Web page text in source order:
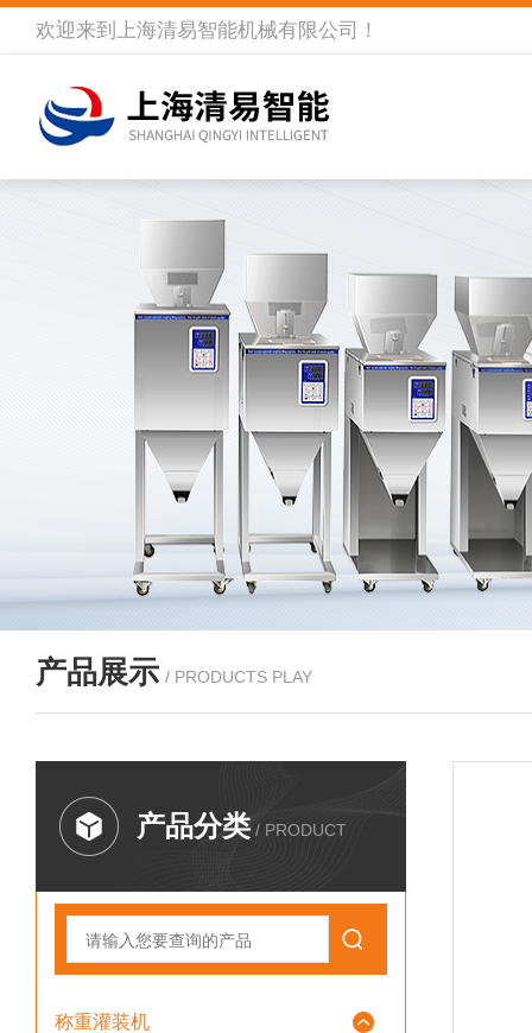
欢迎来到 上海清易智能机械有限公司 ！
产品展示 / PRODUCTS PLAY
产品分类 / PRODUCT
称重灌装机